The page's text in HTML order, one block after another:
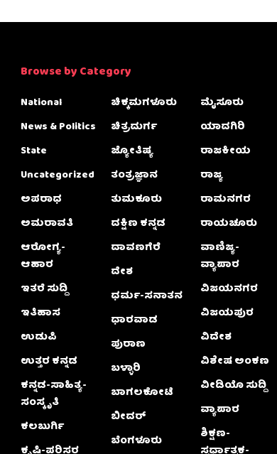
Browse by Category
National
News & Politics
State
Uncategorized
ಅಪರಾಧ
ಅಮರಾವತಿ
ಆರೋಗ್ಯ-
ಆಹಾರ
ಇತರೆ ಸುದ್ದಿ
ಇತಿಹಾಸ
ಉಡುಪಿ
ಉತ್ತರ ಕನ್ನಡ
ಕನ್ನಡ-ಸಾಹಿತ್ಯ-
ಸಂಸ್ಕೃತಿ
ಕಲಬುರ್ಗಿ
ಚಿಕ್ಕಮಗಳೂರು
ಚಿತ್ರದುರ್ಗ
ಜ್ಯೋತಿಷ್ಯ
ತಂತ್ರಜ್ಞಾನ
ತುಮಕೂರು
ದಕ್ಷಿಣ ಕನ್ನಡ
ದಾವಣಗೆರೆ
ದೇಶ
ಧರ್ಮ-ಸನಾತನ
ಧಾರವಾಡ
ಪುರಾಣ
ಬಳ್ಳಾರಿ
ಬಾಗಲಕೋಟೆ
ಬೀದರ್
ಬೆಂಗಳೂರು
ಮೈಸೂರು
ಯಾದಗಿರಿ
ರಾಜಕೀಯ
ರಾಜ್ಯ
ರಾಮನಗರ
ರಾಯಚೂರು
ವಾಣಿಜ್ಯ-
ವ್ಯಾಪಾರ
ವಿಜಯನಗರ
ವಿಜಯಪುರ
ವಿದೇಶ
ವಿಶೇಷ ಅಂಕಣ
ವೀಡಿಯೊ ಸುದ್ದಿ
ವ್ಯಾಪಾರ
ಶಿಕ್ಷಣ-